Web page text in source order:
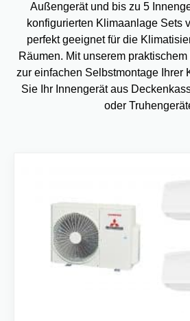
Außengerät und bis zu 5
konfigurierten Klimaanlage Sets
perfekt geeignet für die
Räumen. Mit unserem
zur einfachen Selbstmontage Ihrer
Sie Ihr Innengerät aus
oder